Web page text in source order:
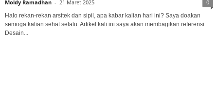
Moldy Ramadhan - 21 Maret 2025 0
Halo rekan-rekan arsitek dan sipil, apa kabar kalian hari ini? Saya doakan
semoga kalian sehat selalu. Artikel kali ini saya akan membagikan referensi
Desain...